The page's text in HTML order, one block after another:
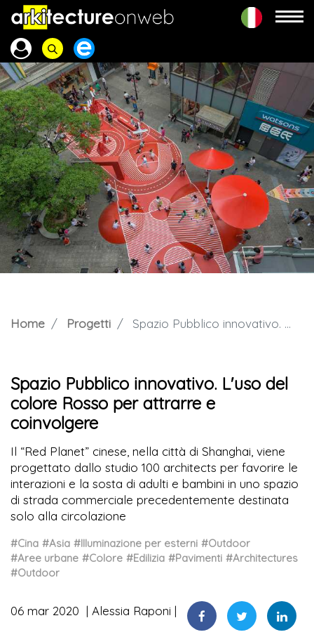
Home Progetti Spazio Pubblico innovativo. L'uso del colore Rosso per attrarre e coinvolgere
Spazio Pubblico innovativo. L'uso del
colore Rosso per attrarre e
coinvolgere
Il “Red Planet” cinese, nella città di Shanghai, viene
progettato dallo studio 100 architects per favorire le
interazioni e la sosta di adulti e bambini in uno spazio
di strada commerciale precedentemente destinata
solo alla circolazione
#Cina #Asia #Illuminazione per esterni #Outdoor
#Aree urbane #Colore #Edilizia #Pavimenti #Architectures
#Outdoor
06 mar 2020 Alessia Raponi